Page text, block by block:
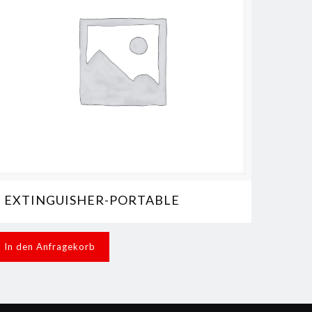
EXTINGUISHER-PORTABLE
In den Anfragekorb